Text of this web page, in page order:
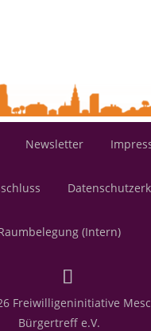
Newsletter
(Intern)
Freiwilligeninitiative
Bürgertreff e.V.